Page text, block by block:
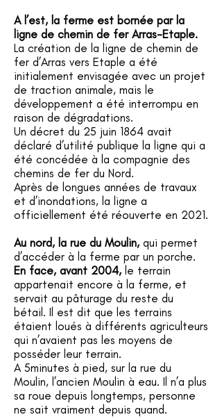
A l’est, la ferme est bornée par la
ligne de chemin de fer Arras-Etaple.
La création de la ligne de chemin de
fer d’Arras vers Etaple a été
initialement envisagée avec un projet
de traction animale, mais le
développement a été interrompu en
raison de dégradations.
Un décret du 25 juin 1864 avait
déclaré d’utilité publique la ligne qui a
été concédée à la compagnie des
chemins de fer du Nord.
Après de longues années de travaux
et d’inondations, la ligne a
officiellement été réouverte en 2021.
Au nord, la rue du Moulin, qui permet
d’accéder à la ferme par un porche.
En face, avant 2004, le terrain
appartenait encore à la ferme, et
servait au pâturage du reste du
bétail. Il est dit que les terrains
étaient loués à différents agriculteurs
qui n’avaient pas les moyens de
posséder leur terrain.
A 5minutes à pied, sur la rue du
Moulin, l’ancien Moulin à eau. Il n’a plus
sa roue depuis longtemps, personne
ne sait vraiment depuis quand.